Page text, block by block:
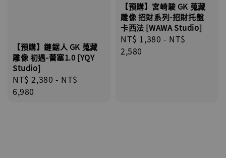
【預購】鏈鋸人 GK 蒐藏
雕像 初遇-蕾塞1.0 [YQY
Studio]
Regular
price
NT$ 2,380 - NT$
6,980
【預購】宮崎駿 GK 蒐藏
雕像 招財系列-招財托盤
卡西法 [WAWA Studio]
Regular
price
NT$ 1,380 - NT$
2,580